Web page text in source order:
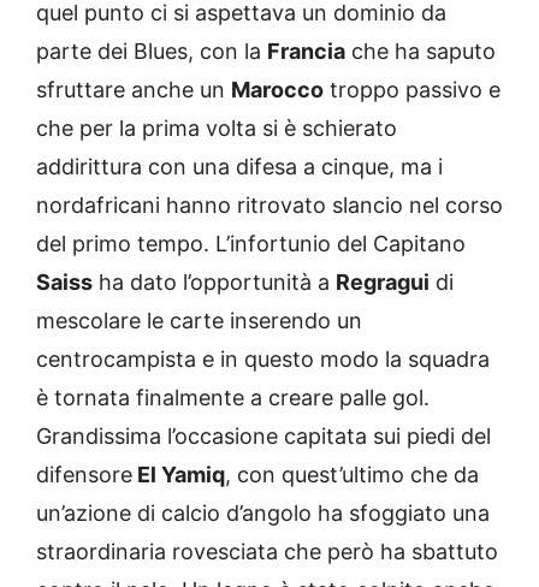
quel punto ci si aspettava un dominio da
parte dei Blues, con la Francia che ha saputo
sfruttare anche un Marocco troppo passivo e
che per la prima volta si è schierato
addirittura con una difesa a cinque, ma i
nordafricani hanno ritrovato slancio nel corso
del primo tempo. L’infortunio del Capitano
Saiss ha dato l’opportunità a Regragui di
mescolare le carte inserendo un
centrocampista e in questo modo la squadra
è tornata finalmente a creare palle gol.
Grandissima l’occasione capitata sui piedi del
difensore El Yamiq, con quest’ultimo che da
un’azione di calcio d’angolo ha sfoggiato una
straordinaria rovesciata che però ha sbattuto